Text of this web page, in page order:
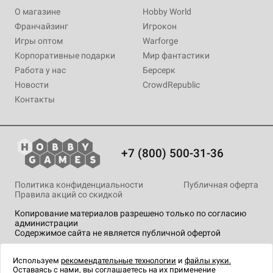
О магазине
Франчайзинг
Игры оптом
Корпоративные подарки
Работа у нас
Новости
Контакты
Hobby World
Игрокон
Warforge
Мир фантастики
Берсерк
CrowdRepublic
+7 (800) 500-31-36
Копирование материалов разрешено только по согласию
администрации
Содержимое сайта не является публичной офертой
Политика конфиденциальности
Публичная оферта
Правила акций со скидкой
технологии.
Используем рекомендательные технологии и файлы куки.
Оставаясь с нами, вы соглашаетесь на их применение